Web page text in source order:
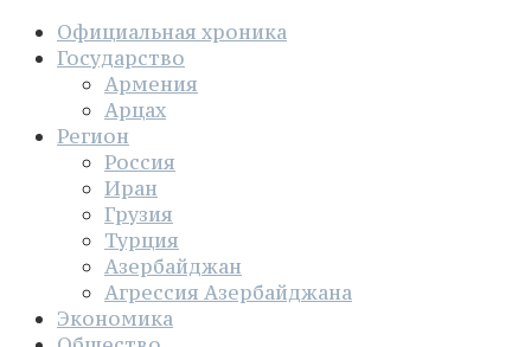
Официальная хроника
Государство
Армения
Арцах
Регион
Россия
Иран
Грузия
Турция
Азербайджан
Агрессия Азербайджана
Экономика